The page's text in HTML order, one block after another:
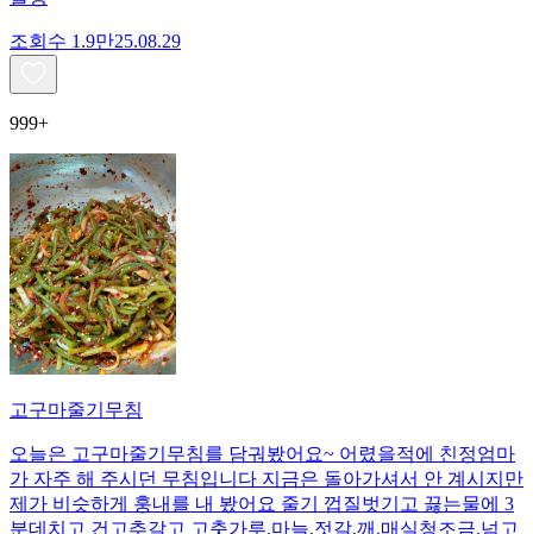
조회수 1.9만25.08.29
999+
고구마줄기무침
오늘은 고구마줄기무침를 담궈봤어요~ 어렸을적에 친정엄마
가 자주 해 주시던 무침입니다 지금은 돌아가셔서 안 계시지만
제가 비슷하게 훙내를 내 봤어요 줄기 껍질벗기고 끓는물에 3
분데치고 건고추갈고 고춧가루,마늘,젓갈,깨,매실청조금.넘고